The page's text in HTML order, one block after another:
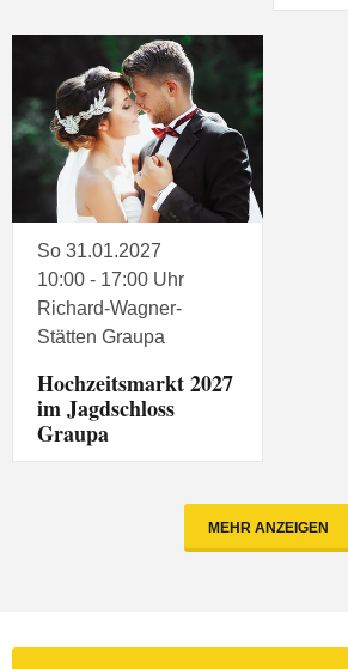
So 31.01.2027
10:00 - 17:00 Uhr
Richard-Wagner-
Stätten Graupa
Hochzeitsmarkt 2027
im Jagdschloss
Graupa
MEHR ANZEIGEN